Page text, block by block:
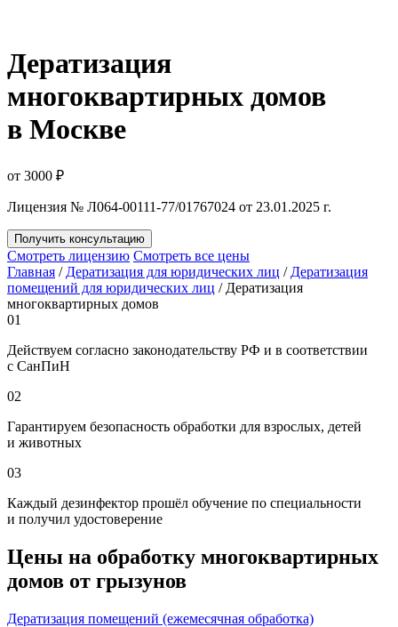
Дератизация
многоквартирных домов
в Москве
от 3000 ₽
Лицензия № Л064-00111-77/01767024 от 23.01.2025 г.
Получить консультацию
Смотреть лицензию Смотреть все цены
Главная / Дератизация для юридических лиц / Дератизация
помещений для юридических лиц / Дератизация
многоквартирных домов
01
Действуем согласно законодательству РФ и в соответствии
с СанПиН
02
Гарантируем безопасность обработки для взрослых, детей
и животных
03
Каждый дезинфектор прошёл обучение по специальности
и получил удостоверение
Цены на обработку многоквартирных
домов от грызунов
Дератизация помещений (ежемесячная обработка)